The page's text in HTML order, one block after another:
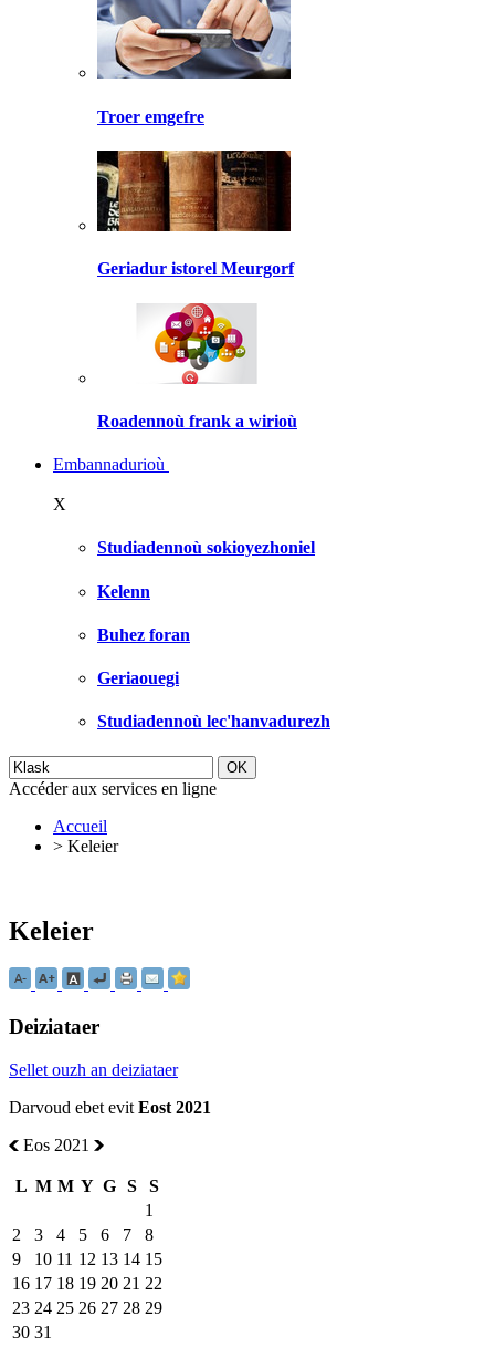
Troer emgefre
Geriadur istorel Meurgorf
Roadennoù frank a wirioù
Embannadurioù
X
Studiadennoù sokioyezhoniel
Kelenn
Buhez foran
Geriaouegi
Studiadennoù lec'hanvadurezh
Accéder aux services en ligne
Accueil
> Keleier
Keleier
Deiziataer
Sellet ouzh an deiziataer
Darvoud ebet evit Eost 2021
Eos 2021
L M M Y G S
S
1
2
3 4 5 6 7
8
9
10 11 12 13 14 15
16 17 18 19 20 21 22
23 24 25 26 27 28 29
30 31